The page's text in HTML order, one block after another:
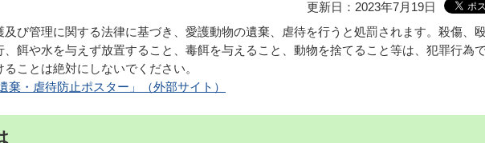
更新日：2023年7月19日
び管理に関する法律に基づき、愛護動物の遺棄、虐待を行うと処罰されます。殺傷、
、餌や水を与えず放置すること、毒餌を与えること、動物を捨てること等は、犯罪行為
ことは絶対にしないでください。
棄・虐待防止ポスター」（外部サイト）